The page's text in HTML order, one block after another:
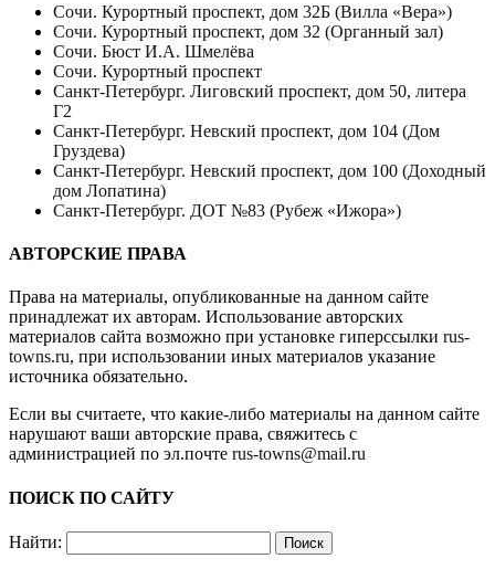
Сочи. Курортный проспект, дом 32Б (Вилла «Вера»)
Сочи. Курортный проспект, дом 32 (Органный зал)
Сочи. Бюст И.А. Шмелёва
Сочи. Курортный проспект
Санкт-Петербург. Лиговский проспект, дом 50, литера
Г2
Санкт-Петербург. Невский проспект, дом 104 (Дом
Груздева)
Санкт-Петербург. Невский проспект, дом 100 (Доходный
дом Лопатина)
Санкт-Петербург. ДОТ №83 (Рубеж «Ижора»)
АВТОРСКИЕ ПРАВА
Права на материалы, опубликованные на данном сайте
принадлежат их авторам. Использование авторских
материалов сайта возможно при установке гиперссылки rus-
towns.ru, при использовании иных материалов указание
источника обязательно.
Если вы считаете, что какие-либо материалы на данном сайте
нарушают ваши авторские права, свяжитесь с
администрацией по эл.почте rus-towns@mail.ru
ПОИСК ПО САЙТУ
Найти: